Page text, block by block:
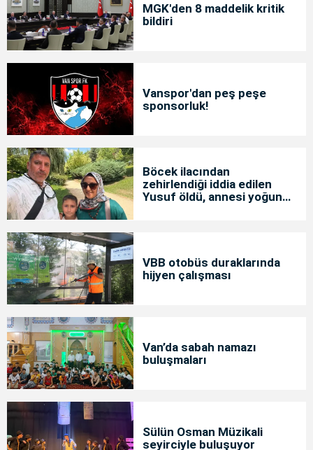
MGK'den 8 maddelik kritik
bildiri
Vanspor'dan peş peşe
sponsorluk!
Böcek ilacından
zehirlendiği iddia edilen
Yusuf öldü, annesi yoğun
VBB otobüs duraklarında
hijyen çalışması
Van’da sabah namazı
buluşmaları
Sülün Osman Müzikali
seyirciyle buluşuyor